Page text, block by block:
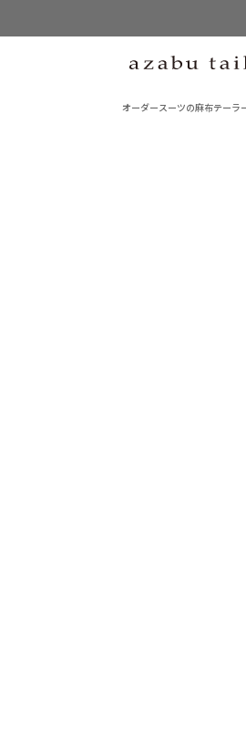
オーダースーツの麻布テーラ